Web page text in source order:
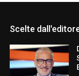
Scelte